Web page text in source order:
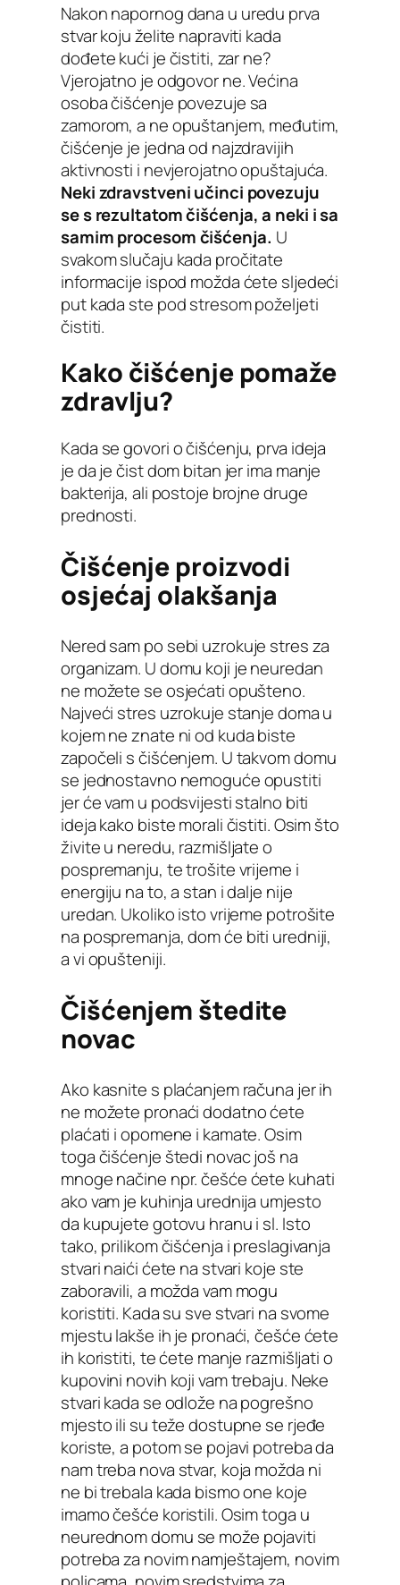
Nakon napornog dana u uredu prva
stvar koju želite napraviti kada
dođete kući je čistiti, zar ne?
Vjerojatno je odgovor ne. Većina
osoba čišćenje povezuje sa
zamorom, a ne opuštanjem, međutim,
čišćenje je jedna od najzdravijih
aktivnosti i nevjerojatno opuštajuća.
Neki zdravstveni učinci povezuju
se s rezultatom čišćenja, a neki i sa
samim procesom čišćenja. U
svakom slučaju kada pročitate
informacije ispod možda ćete sljedeći
put kada ste pod stresom poželjeti
čistiti.
Kako čišćenje pomaže
zdravlju?
Kada se govori o čišćenju, prva ideja
je da je čist dom bitan jer ima manje
bakterija, ali postoje brojne druge
prednosti.
Čišćenje proizvodi
osjećaj olakšanja
Nered sam po sebi uzrokuje stres za
organizam. U domu koji je neuredan
ne možete se osjećati opušteno.
Najveći stres uzrokuje stanje doma u
kojem ne znate ni od kuda biste
započeli s čišćenjem. U takvom domu
se jednostavno nemoguće opustiti
jer će vam u podsvijesti stalno biti
ideja kako biste morali čistiti. Osim što
živite u neredu, razmišljate o
pospremanju, te trošite vrijeme i
energiju na to, a stan i dalje nije
uredan. Ukoliko isto vrijeme potrošite
na pospremanja, dom će biti uredniji,
a vi opušteniji.
Čišćenjem štedite
novac
Ako kasnite s plaćanjem računa jer ih
ne možete pronaći dodatno ćete
plaćati i opomene i kamate. Osim
toga čišćenje štedi novac još na
mnoge načine npr. češće ćete kuhati
ako vam je kuhinja urednija umjesto
da kupujete gotovu hranu i sl. Isto
tako, prilikom čišćenja i preslagivanja
stvari naići ćete na stvari koje ste
zaboravili, a možda vam mogu
koristiti. Kada su sve stvari na svome
mjestu lakše ih je pronaći, češće ćete
ih koristiti, te ćete manje razmišljati o
kupovini novih koji vam trebaju. Neke
stvari kada se odlože na pogrešno
mjesto ili su teže dostupne se rjeđe
koriste, a potom se pojavi potreba da
nam treba nova stvar, koja možda ni
ne bi trebala kada bismo one koje
imamo češće koristili. Osim toga u
neurednom domu se može pojaviti
potreba za novim namještajem, novim